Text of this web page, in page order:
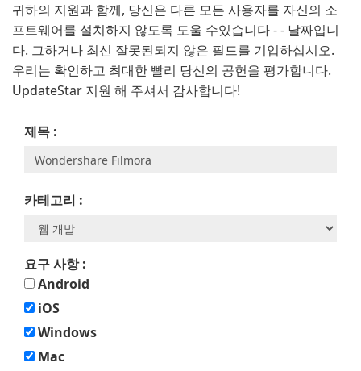
귀하의 지원과 함께, 당신은 다른 모든 사용자를 자신의 소
프트웨어를 설치하지 않도록 도울 수있습니다 - - 날짜입니
다. 그하거나 최신 잘못된되지 않은 필드를 기입하십시오.
우리는 확인하고 최대한 빨리 당신의 공헌을 평가합니다.
UpdateStar 지원 해 주셔서 감사합니다!
제목 :
카테고리 :
요구 사항 :
Android
iOS
Windows
Mac